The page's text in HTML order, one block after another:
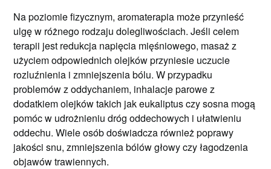
Na poziomie fizycznym, aromaterapia może przynieść
ulgę w różnego rodzaju dolegliwościach. Jeśli celem
terapii jest redukcja napięcia mięśniowego, masaż z
użyciem odpowiednich olejków przyniesie uczucie
rozluźnienia i zmniejszenia bólu. W przypadku
problemów z oddychaniem, inhalacje parowe z
dodatkiem olejków takich jak eukaliptus czy sosna mogą
pomóc w udrożnieniu dróg oddechowych i ułatwieniu
oddechu. Wiele osób doświadcza również poprawy
jakości snu, zmniejszenia bólów głowy czy łagodzenia
objawów trawiennych.